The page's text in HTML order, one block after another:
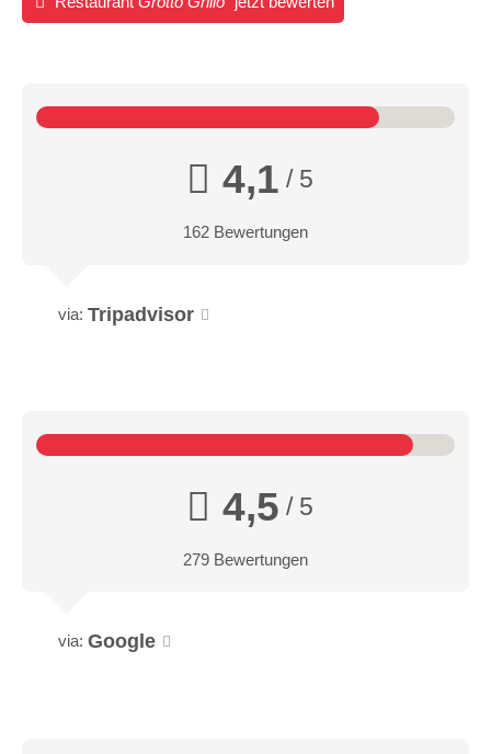
4,1 / 5
162 Bewertungen
via: Tripadvisor
4,5 / 5
279 Bewertungen
via: Google